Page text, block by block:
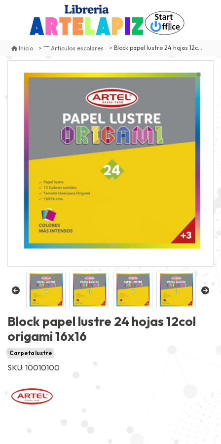
Inicio Articulos escolares Block papel lustre 24 hojas 12col origami 16x16
Block papel lustre 24 hojas 12col
origami 16x16
Carpeta lustre
SKU: 10010100